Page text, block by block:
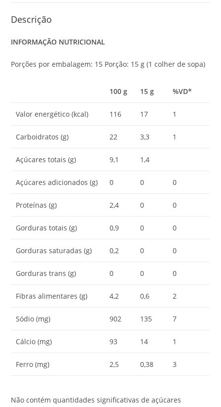
Descrição
INFORMAÇÃO NUTRICIONAL
Porções por embalagem: 15 Porção: 15 g (1 colher de sopa)
100 g 15 g %VD*
Valor energético (kcal) 116 17 1
Carboidratos (g) 22 3,3 1
Açúcares totais (g) 9,1 1,4
Açúcares adicionados (g) 0 0 0
Proteínas (g) 2,4 0 0
Gorduras totais (g) 0,9 0 0
Gorduras saturadas (g) 0,2 0 0
Gorduras trans (g) 0 0 0
Fibras alimentares (g) 4,2 0,6 2
Sódio (mg) 902 135 7
Cálcio (mg) 93 14 1
Ferro (mg) 2,5 0,38 3
Não contém quantidades significativas de açúcares